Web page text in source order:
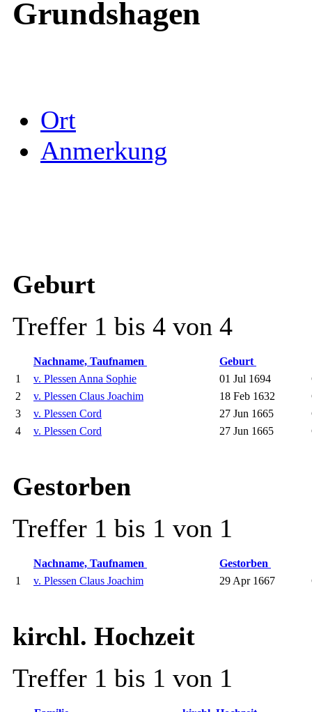
Grundshagen
Ort
Anmerkung
Geburt
Treffer 1 bis 4 von 4
Nachname, Taufnamen
Geburt
1
v. Plessen Anna Sophie 01 Jul 1694
2
v. Plessen Claus Joachim 18 Feb 1632
3
v. Plessen Cord 27 Jun 1665
4
v. Plessen Cord 27 Jun 1665
Gestorben
Treffer 1 bis 1 von 1
Nachname, Taufnamen
Gestorben
1
v. Plessen Claus Joachim 29 Apr 1667
kirchl. Hochzeit
Treffer 1 bis 1 von 1